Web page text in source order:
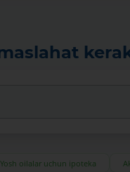
Yosh oilalar uchun ipoteka